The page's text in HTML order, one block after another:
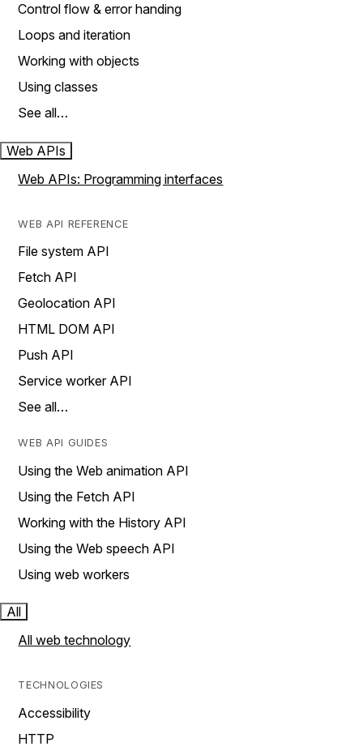
Control flow & error handing
Loops and iteration
Working with objects
Using classes
See all…
Web APIs
Web APIs: Programming interfaces
WEB API REFERENCE
File system API
Fetch API
Geolocation API
HTML DOM API
Push API
Service worker API
See all…
WEB API GUIDES
Using the Web animation API
Using the Fetch API
Working with the History API
Using the Web speech API
Using web workers
All
All web technology
TECHNOLOGIES
Accessibility
HTTP